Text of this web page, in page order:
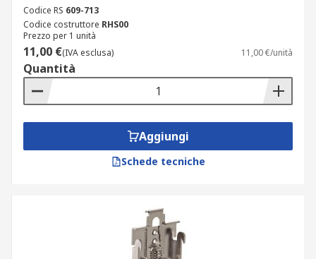
Codice RS 609-713
Codice costruttore RHS00
Prezzo per 1 unità
11,00 €(IVA esclusa) 11,00 €/unità
Quantità
Aggiungi
Schede tecniche